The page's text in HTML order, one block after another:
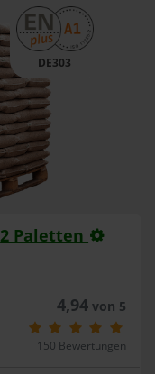
DE303
2 Paletten
4,94von 5
150 Bewertungen